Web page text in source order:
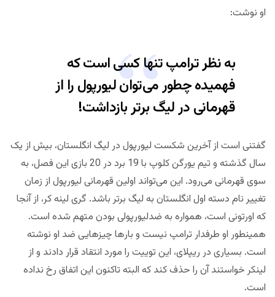
او نوشت:
به نظر ترامپ تنها کسی است که
فهمیده چطور می‌توان لیورپول را از
قهرمانی در لیگ برتر بازداشت!
گفتنی است از آخرین شکست لیورپول در لیگ انگلستان، بیش از یک
سال گذشته و تیم یورگن کلوپ با 19 برد در 20 بازی این فصل، به
سوی قهرمانی می‌رود. این می‌تواند اولین قهرمانی لیورپول از زمان
تغییر نام دسته اول انگلستان به لیگ برتر باشد. گری لینه کر، از آنجا
که اورتونی است، همواره به ضدلیورپولی بودن متهم شده است.
همینطور او طرفدار ترامپ نیست و بارها چیزهایی ضد او نوشته
است. بسیاری در ریپلای، این توییت را مورد انتقاد قرار دادند و از
لینکر خواستند آن را حذف کند که البته تاکنون این اتفاق رخ نداده
است.